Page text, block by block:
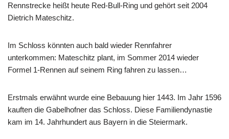
Rennstrecke heißt heute Red-Bull-Ring und gehört seit 2004
Dietrich Mateschitz.
Im Schloss könnten auch bald wieder Rennfahrer
unterkommen: Mateschitz plant, im Sommer 2014 wieder
Formel 1-Rennen auf seinem Ring fahren zu lassen…
Erstmals erwähnt wurde eine Bebauung hier 1443. Im Jahr 1596
kauften die Gabelhofner das Schloss. Diese Familiendynastie
kam im 14. Jahrhundert aus Bayern in die Steiermark.